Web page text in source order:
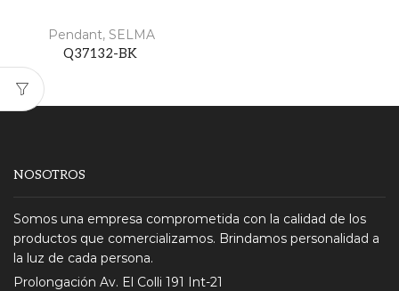
Pendant, SELMA
Q37132-BK
NOSOTROS
Somos una empresa comprometida con la calidad de los
productos que comercializamos. Brindamos personalidad a
la luz de cada persona.
Prolongación Av. El Colli 191 Int-21